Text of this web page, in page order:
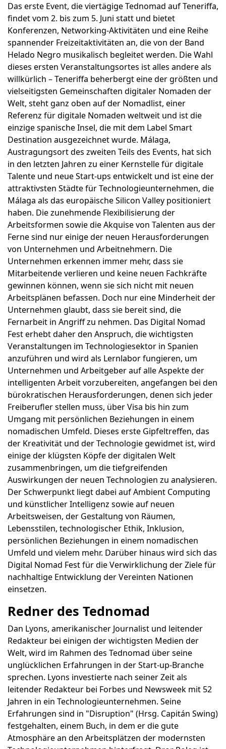
Das erste Event, die viertägige Tednomad auf Teneriffa,
findet vom 2. bis zum 5. Juni statt und bietet
Konferenzen, Networking-Aktivitäten und eine Reihe
spannender Freizeitaktivitäten an, die von der Band
Helado Negro musikalisch begleitet werden. Die Wahl
dieses ersten Veranstaltungsortes ist alles andere als
willkürlich – Teneriffa beherbergt eine der größten und
vielseitigsten Gemeinschaften digitaler Nomaden der
Welt, steht ganz oben auf der Nomadlist, einer
Referenz für digitale Nomaden weltweit und ist die
einzige spanische Insel, die mit dem Label Smart
Destination ausgezeichnet wurde. Málaga,
Austragungsort des zweiten Teils des Events, hat sich
in den letzten Jahren zu einer Kernstelle für digitale
Talente und neue Start-ups entwickelt und ist eine der
attraktivsten Städte für Technologieunternehmen, die
Málaga als das europäische Silicon Valley positioniert
haben. Die zunehmende Flexibilisierung der
Arbeitsformen sowie die Akquise von Talenten aus der
Ferne sind nur einige der neuen Herausforderungen
von Unternehmen und Arbeitnehmern. Die
Unternehmen erkennen immer mehr, dass sie
Mitarbeitende verlieren und keine neuen Fachkräfte
gewinnen können, wenn sie sich nicht mit neuen
Arbeitsplänen befassen. Doch nur eine Minderheit der
Unternehmen glaubt, dass sie bereit sind, die
Fernarbeit in Angriff zu nehmen. Das Digital Nomad
Fest erhebt daher den Anspruch, die wichtigsten
Veranstaltungen im Technologiesektor in Spanien
anzuführen und wird als Lernlabor fungieren, um
Unternehmen und Arbeitgeber auf alle Aspekte der
intelligenten Arbeit vorzubereiten, angefangen bei den
bürokratischen Herausforderungen, denen sich jeder
Freiberufler stellen muss, über Visa bis hin zum
Umgang mit persönlichen Beziehungen in einem
nomadischen Umfeld. Dieses erste Gipfeltreffen, das
der Kreativität und der Technologie gewidmet ist, wird
einige der klügsten Köpfe der digitalen Welt
zusammenbringen, um die tiefgreifenden
Auswirkungen der neuen Technologien zu analysieren.
Der Schwerpunkt liegt dabei auf Ambient Computing
und künstlicher Intelligenz sowie auf neuen
Arbeitsweisen, der Gestaltung von Räumen,
Lebensstilen, technologischer Ethik, Inklusion,
persönlichen Beziehungen in einem nomadischen
Umfeld und vielem mehr. Darüber hinaus wird sich das
Digital Nomad Fest für die Verwirklichung der Ziele für
nachhaltige Entwicklung der Vereinten Nationen
einsetzen.
Redner des Tednomad
Dan Lyons, amerikanischer Journalist und leitender
Redakteur bei einigen der wichtigsten Medien der
Welt, wird im Rahmen des Tednomad über seine
unglücklichen Erfahrungen in der Start-up-Branche
sprechen. Lyons investierte nach seiner Zeit als
leitender Redakteur bei Forbes und Newsweek mit 52
Jahren in ein Technologieunternehmen. Seine
Erfahrungen sind in "Disruption" (Hrsg. Capitán Swing)
festgehalten, einem Buch, in dem er die gute
Atmosphäre an den Arbeitsplätzen der modernsten